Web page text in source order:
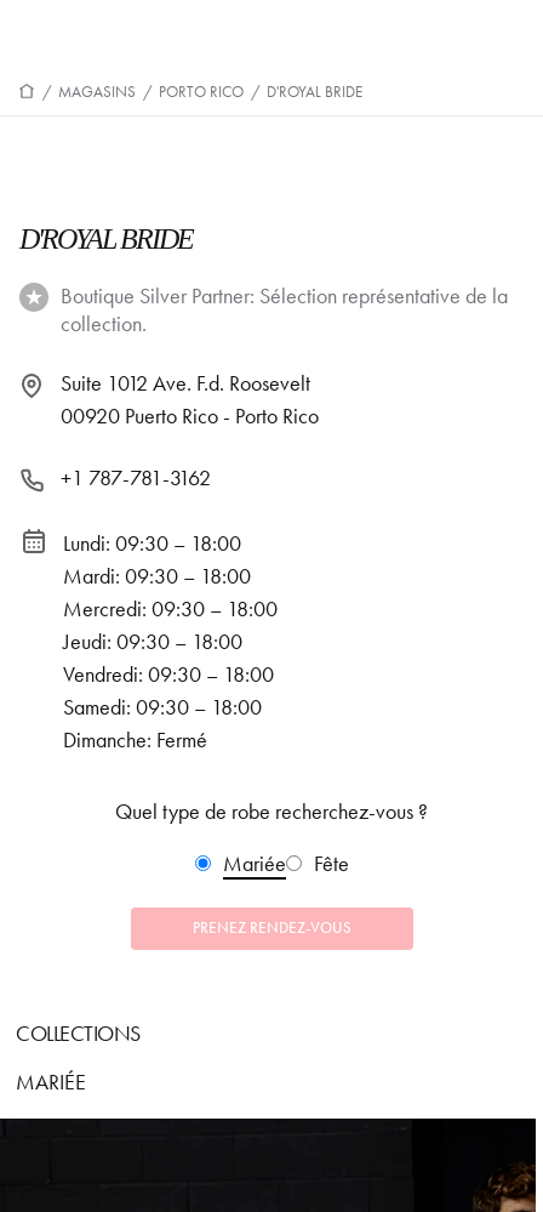
/ MAGASINS / PORTO RICO / D'ROYAL BRIDE
D'ROYAL BRIDE
Boutique Silver Partner: Sélection représentative de la
collection.
Suite 1012 Ave. F.d. Roosevelt
00920 Puerto Rico - Porto Rico
+1 787-781-3162
Lundi: 09:30 – 18:00
Mardi: 09:30 – 18:00
Mercredi: 09:30 – 18:00
Jeudi: 09:30 – 18:00
Vendredi: 09:30 – 18:00
Samedi: 09:30 – 18:00
Dimanche: Fermé
Quel type de robe recherchez-vous ?
Mariée
Fête
PRENEZ RENDEZ-VOUS
COLLECTIONS
MARIÉE